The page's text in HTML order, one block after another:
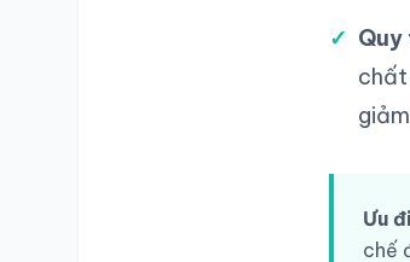
ĐIỆN TỬ
Quy
chất
Ưu
chế